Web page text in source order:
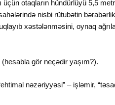
otaqların hündürlüyü 5,5
nisbi rütubətin
xəstələnməsini, oynaq
gör neçədir yaşım?).
nəzəriyyəsi” – işləmir,